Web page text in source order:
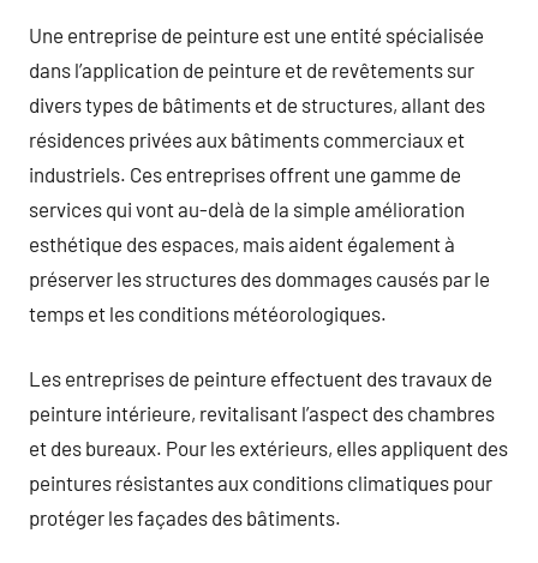
Une entreprise de peinture est une entité spécialisée
dans l’application de peinture et de revêtements sur
divers types de bâtiments et de structures, allant des
résidences privées aux bâtiments commerciaux et
industriels. Ces entreprises offrent une gamme de
services qui vont au-delà de la simple amélioration
esthétique des espaces, mais aident également à
préserver les structures des dommages causés par le
temps et les conditions météorologiques.
Les entreprises de peinture effectuent des travaux de
peinture intérieure, revitalisant l’aspect des chambres
et des bureaux. Pour les extérieurs, elles appliquent des
peintures résistantes aux conditions climatiques pour
protéger les façades des bâtiments.